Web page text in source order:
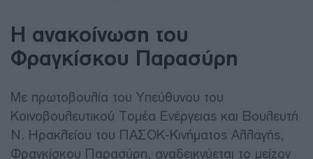
Η ανακοίνωση του
Φραγκίσκου Παρασύρη
Με πρωτοβουλία του Υπεύθυνου του
Κοινοβουλευτικού Τομέα Ενέργειας και Βουλευτή
Ν. Ηρακλείου του ΠΑΣΟΚ-Κινήματος Αλλαγής,
Φραγκίσκου Παρασύρη, αναδεικνύεται το μείζον